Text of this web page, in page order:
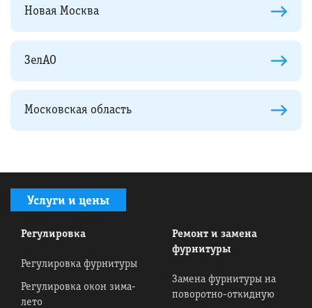
Новая Москва
ЗелАО
Московская область
Регулировка
Регулировка фурнитуры
Регулировка окон зима-
лето
Ремонт и замена
фурнитуры
Замена фурнитуры на
поворотно-откидную
Услуги и цены